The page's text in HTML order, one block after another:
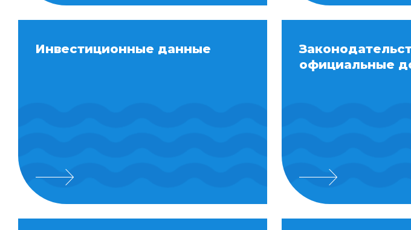
Инвестиционные данные
официальные